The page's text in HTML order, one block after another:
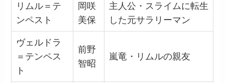
リムル＝テ
ンペスト
岡咲
美保
主人公・スライムに転生
した元サラリーマン
ヴェルドラ
＝テンペス
ト
前野
智昭
嵐竜・リムルの親友